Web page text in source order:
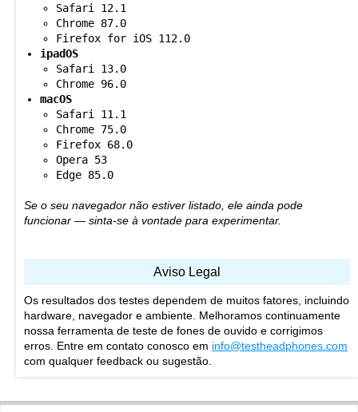
Safari 12.1
Chrome 87.0
Firefox for iOS 112.0
ipadOS
Safari 13.0
Chrome 96.0
macOS
Safari 11.1
Chrome 75.0
Firefox 68.0
Opera 53
Edge 85.0
Se o seu navegador não estiver listado, ele ainda pode
funcionar — sinta-se à vontade para experimentar.
Aviso Legal
Os resultados dos testes dependem de muitos fatores, incluindo
hardware, navegador e ambiente. Melhoramos continuamente
nossa ferramenta de teste de fones de ouvido e corrigimos
erros. Entre em contato conosco em info@testheadphones.com
com qualquer feedback ou sugestão.